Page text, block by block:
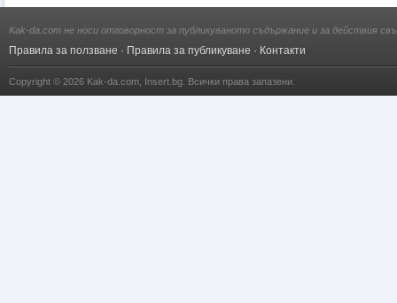
Kak-da.com не носи отговорност за публикуваното съдържание и за действия
Правила за ползване · Правила за публикуване · Контакти
Copyright © 2026 Kak-da.com Insert.bg . Всички права запазени.